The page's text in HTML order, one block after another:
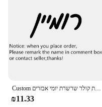
impression they leave
tool for anyone
image.
₪11.33